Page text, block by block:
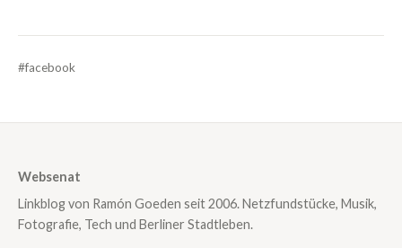
#facebook
Websenat
Linkblog von Ramón Goeden seit 2006. Netzfundstücke, Musik,
Fotografie, Tech und Berliner Stadtleben.